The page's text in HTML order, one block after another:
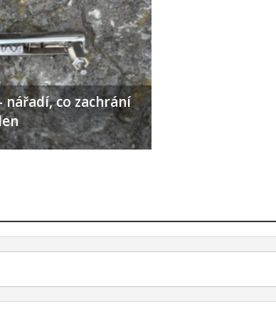
nářadí, co zachrání